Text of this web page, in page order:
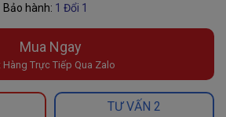
Bảo hành: 1 Đổi 1
Mua Ngay
Trực Tiếp Qua Zalo
TƯ VẤN 2